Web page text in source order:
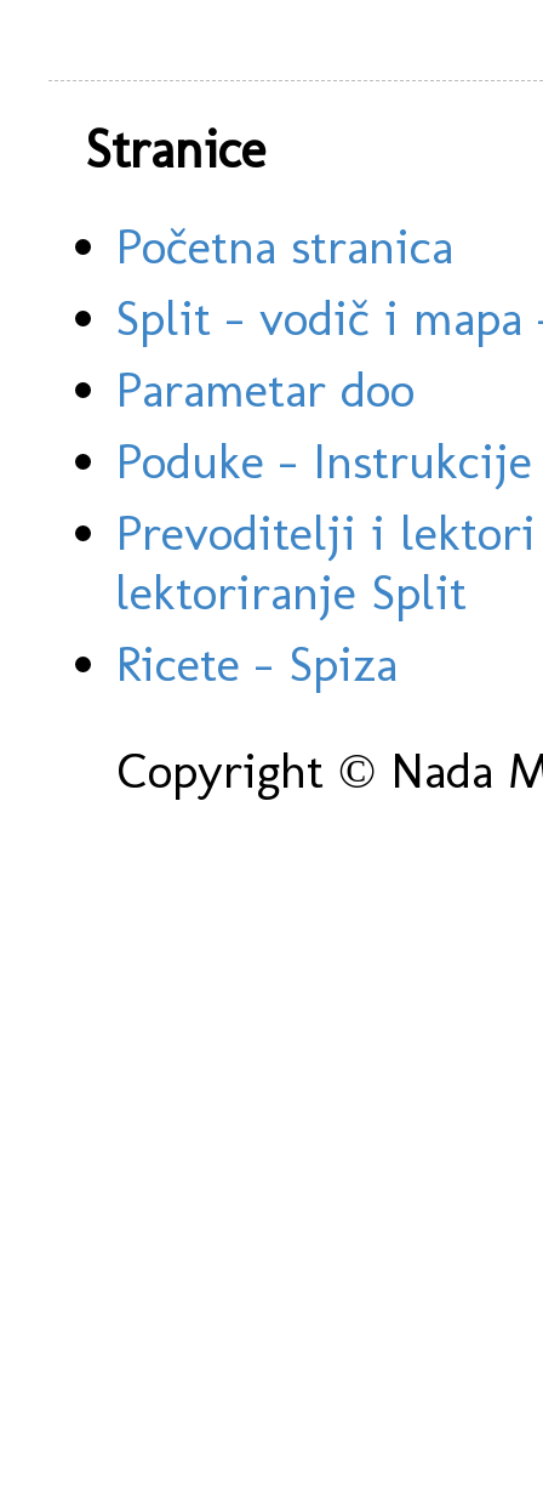
Stranice
Početna stranica
Split - vodič i
Parametar doo
Poduke -
Prevoditelji i
lektoriranje Split
Ricete - Spiza
Copyright © Nada